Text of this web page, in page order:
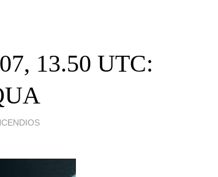
13.50 UTC: